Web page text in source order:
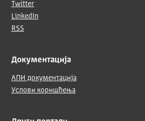
Twitter
LinkedIn
RSS
Документација
АПИ документација
Услови коришћења